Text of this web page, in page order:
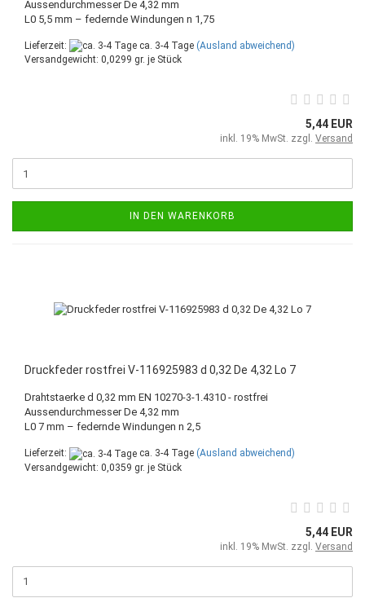
Aussendurchmesser De 4,32 mm
L0 5,5 mm – federnde Windungen n 1,75
Lieferzeit: ca. 3-4 Tage (Ausland abweichend)
Versandgewicht: 0,0299 gr. je Stück
5,44 EUR
inkl. 19% MwSt. zzgl. Versand
IN DEN WARENKORB
Druckfeder rostfrei V-116925983 d 0,32 De 4,32 Lo 7
Drahtstaerke d 0,32 mm EN 10270-3-1.4310 - rostfrei
Aussendurchmesser De 4,32 mm
L0 7 mm – federnde Windungen n 2,5
Lieferzeit: ca. 3-4 Tage (Ausland abweichend)
Versandgewicht: 0,0359 gr. je Stück
5,44 EUR
inkl. 19% MwSt. zzgl. Versand